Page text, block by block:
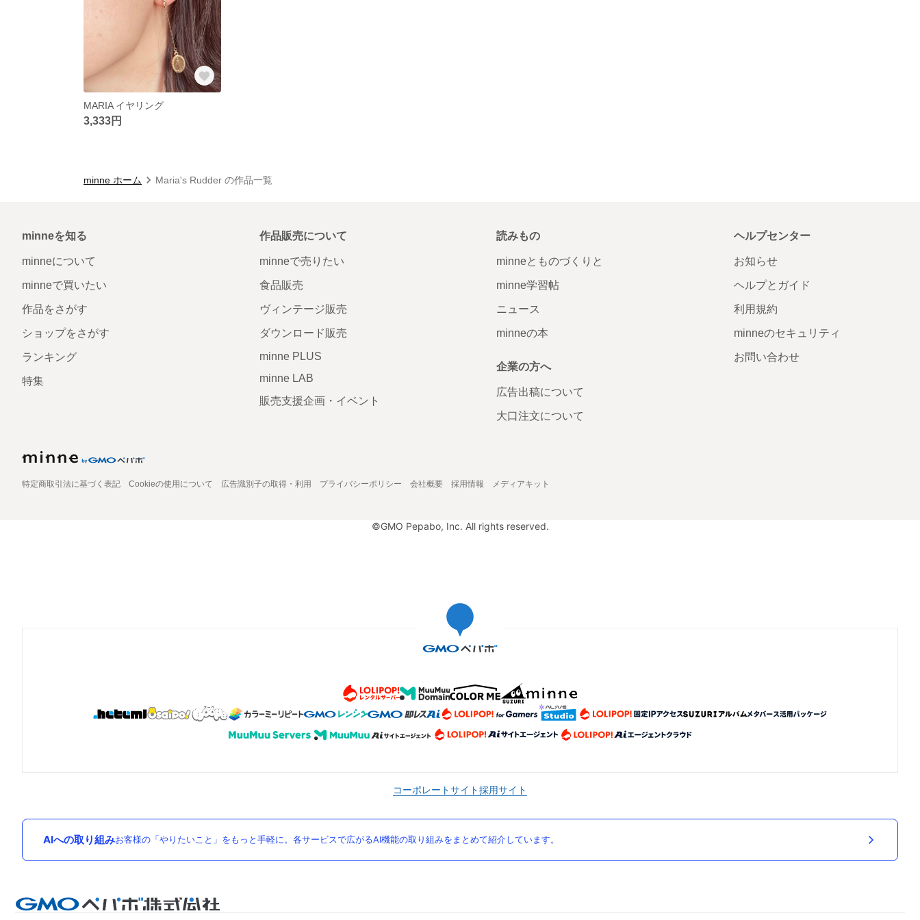
MARIA イヤリング
3,333円
minne ホーム Maria's Rudder の作品一覧
minneを知る
minneについて
minneで買いたい
作品をさがす
ショップをさがす
ランキング
特集
作品販売について
minneで売りたい
食品販売
ヴィンテージ販売
ダウンロード販売
minne PLUS
minne LAB
販売支援企画・イベント
読みもの
minneとものづくりと
minne学習帖
ニュース
minneの本
企業の方へ
広告出稿について
大口注文について
ヘルプセンター
お知らせ
ヘルプとガイド
利用規約
minneのセキュリティ
お問い合わせ
特定商取引法に基づく表記 Cookieの使用について 広告識別子の取得・利用 プライバシーポリシー 会社概要 採用情報 メディアキット
©GMO Pepabo, Inc. All rights reserved.
コーポレートサイト採用サイト
AIへの取り組みお客様の「やりたいこと」をもっと手軽に。各サービスで広がるAI機能の取り組みをまとめて紹介しています。